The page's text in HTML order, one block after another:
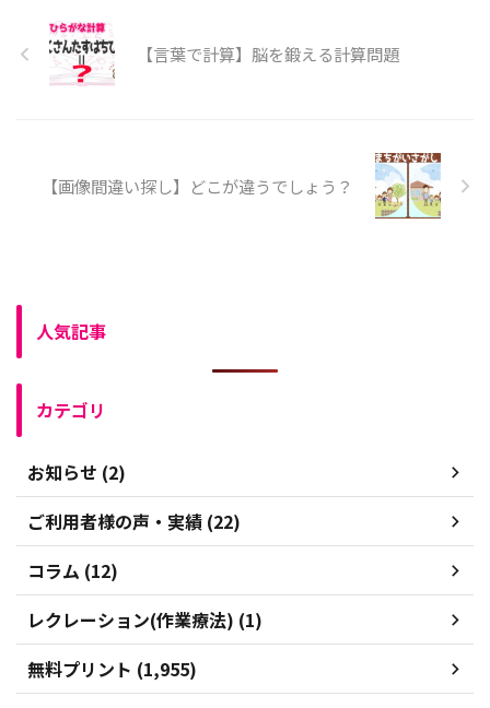
【言葉で計算】脳を鍛える計算問題
【画像間違い探し】どこが違うでしょう？
人気記事
カテゴリ
お知らせ (2)
ご利用者様の声・実績 (22)
コラム (12)
レクレーション(作業療法) (1)
無料プリント (1,955)